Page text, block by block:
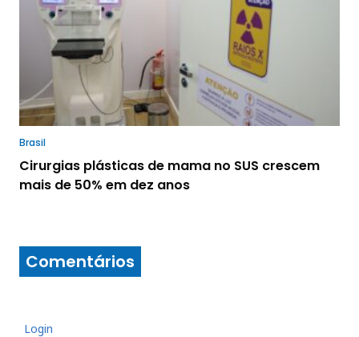
Brasil
Cirurgias plásticas de mama no SUS crescem
mais de 50% em dez anos
Comentários
Login